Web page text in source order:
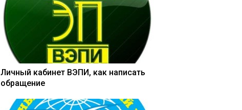
Личный кабинет ВЭПИ, как написать
обращение